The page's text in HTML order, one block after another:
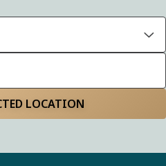
LOCATION